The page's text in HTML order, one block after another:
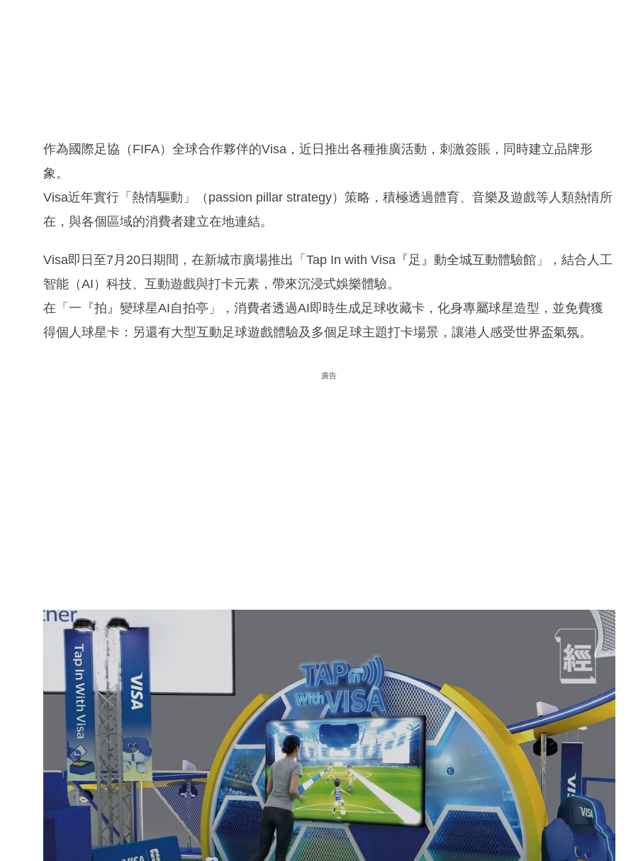
作為國際足協（FIFA）全球合作夥伴的Visa，近日推出各種推廣活動，刺激簽賬，同時建立品牌形
象。
Visa近年實行「熱情驅動」（passion pillar strategy）策略，積極透過體育、音樂及遊戲等人類熱情所
在，與各個區域的消費者建立在地連結。
Visa即日至7月20日期間，在新城市廣場推出「Tap In with Visa『足』動全城互動體驗館」，結合人工
智能（AI）科技、互動遊戲與打卡元素，帶來沉浸式娛樂體驗。
在「一『拍』變球星AI自拍亭」，消費者透過AI即時生成足球收藏卡，化身專屬球星造型，並免費獲
得個人球星卡：另還有大型互動足球遊戲體驗及多個足球主題打卡場景，讓港人感受世界盃氣氛。
廣告